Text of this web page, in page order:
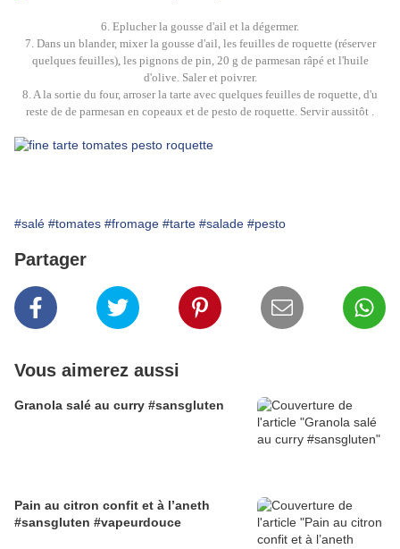
6. Eplucher la gousse d'ail et la dégermer.
7. Dans un blander, mixer la gousse d'ail, les feuilles de roquette (réserver
quelques feuilles), les pignons de pin, 20 g de parmesan râpé et l'huile
d'olive. Saler et poivrer.
8. A la sortie du four, arroser la tarte avec quelques feuilles de roquette, d'u
reste de de parmesan en copeaux et de pesto de roquette. Servir aussitôt .
#salé #tomates #fromage #tarte #salade #pesto
Partager
Vous aimerez aussi
Granola salé au curry #sansgluten
Pain au citron confit et à l’aneth
#sansgluten #vapeurdouce